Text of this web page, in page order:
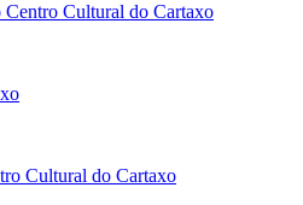
Centro Cultural do Cartaxo
Cultural do Cartaxo